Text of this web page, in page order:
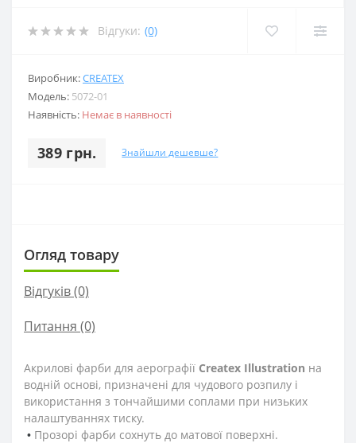
Відгуки: (0)
Виробник:CREATEX
Модель: 5072-01
Наявність: Немає в наявності
389 грн. Знайшли дешевше?
Огляд товару
Відгуків (0)
Питання (0)
Акрилові фарби для аерографії Createx Illustration на
водній основі, призначені для чудового розпилу і
використання з тончайшими соплами при низьких
налаштуваннях тиску.
• Прозорі фарби сохнуть до матової поверхні.